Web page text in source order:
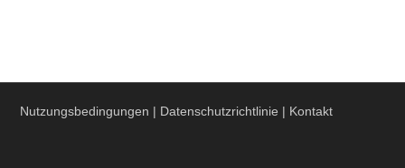
Nutzungsbedingungen | Datenschutzrichtlinie | Kontakt